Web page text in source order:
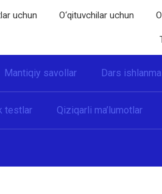
uchun O‘qituvchilar uchun
Mantiqiy savollar Dars
testlar Qiziqarli ma’lumotlar